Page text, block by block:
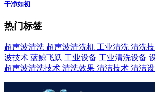
干净如初
热门标签
超声波清洗 超声波清洗机 工业清洗 清洗
波技术 蓝鲸飞跃 工业设备 工业清洗设备
超声波清洗技术 清洗效果 清洁技术 清洁